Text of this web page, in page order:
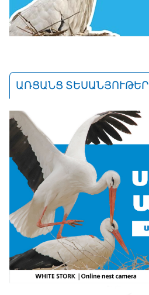
ԱՌՑԱՆՑ ՏԵՍԱՆՅՈՒԹԵՐ